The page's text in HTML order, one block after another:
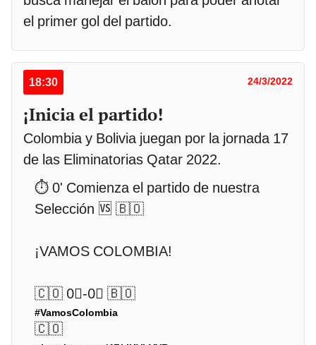
el primer gol del partido.
18:30 24/3/2022
¡Inicia el partido!
Colombia y Bolivia juegan por la jornada 17
de las Eliminatorias Qatar 2022.
⏱ 0' Comienza el partido de nuestra
Selección 🆚 🇧🇴
¡VAMOS COLOMBIA!
🇨🇴 0⃣-0⃣ 🇧🇴
#VamosColombia
🇨🇴